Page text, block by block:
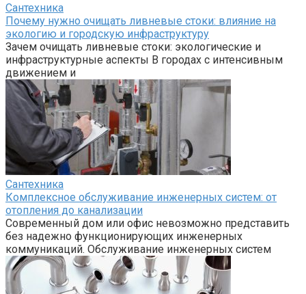
Сантехника
Почему нужно очищать ливневые стоки: влияние на
экологию и городскую инфраструктуру
Зачем очищать ливневые стоки: экологические и
инфраструктурные аспекты В городах с интенсивным
движением и
Сантехника
Комплексное обслуживание инженерных систем: от
отопления до канализации
Современный дом или офис невозможно представить
без надежно функционирующих инженерных
коммуникаций. Обслуживание инженерных систем